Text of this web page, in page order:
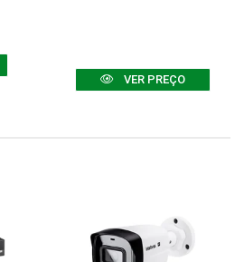
VER PREÇO